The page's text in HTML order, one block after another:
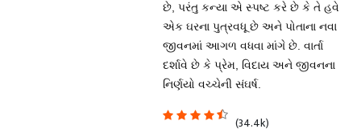
છે, પરંતુ કન્યા એ સ્પષ્ટ કરે છે કે તે હવે
એક ઘરના પુત્રવધૂ છે અને પોતાના નવા
જીવનમાં આગળ વધવા માંગે છે. વાર્તા
દર્શાવે છે કે પ્રેમ, વિદાય અને જીવનના
નિર્ણયો વચ્ચેની સંઘર્ષ.
(34.4k)